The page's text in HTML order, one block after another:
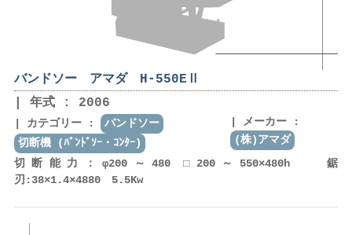
バンドソー アマダ H-550EⅡ
年式 : 2006
カテゴリー :
バンドソー
切断機 (ﾊﾞﾝﾄﾞｿｰ・ｺﾝﾀｰ)
メーカー :
(株)アマダ
切断能力：φ200～480 □200～550×480h 鋸
刃:38×1.4×4880 5.5Kw